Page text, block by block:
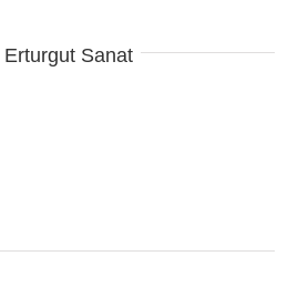
Erturgut Sanat